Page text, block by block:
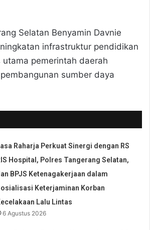
Selatan Benyamin Davnie
infrastruktur pendidikan
pemerintah daerah
sumber daya
Raharja Perkuat Sinergi dengan RS
Hospital, Polres Tangerang Selatan,
BPJS Ketenagakerjaan dalam
Keterjaminan Korban
Lalu Lintas
6 Agustus 2026